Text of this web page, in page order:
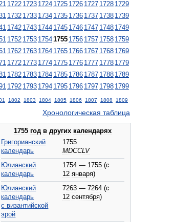
1722 1723 1724 1725 1726 1727 1728 1729
1732 1733 1734 1735 1736 1737 1738 1739
1742 1743 1744 1745 1746 1747 1748 1749
1752 1753 17541755 1756 1757 1758 1759
1762 1763 1764 1765 1766 1767 1768 1769
1772 1773 1774 1775 1776 1777 1778 1779
1782 1783 1784 1785 1786 1787 1788 1789
1792 1793 1794 1795 1796 1797 1798 1799
1802 1803 1804 1805 1806 1807 1808 1809
Хронологическая таблица
1755 год в других календарях
Григорианский
календарь
1755
MDCCLV
Юлианский
календарь
1754 — 1755 (с
12 января)
Юлианский
календарь
с византийской
эрой
7263 —7264 (с
12 сентября)